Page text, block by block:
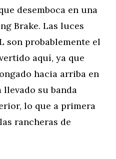
desemboca en una
Brake. Las luces
son probablemente el
aquí, ya que
hacia arriba en
su banda
lo que a primera
rancheras de